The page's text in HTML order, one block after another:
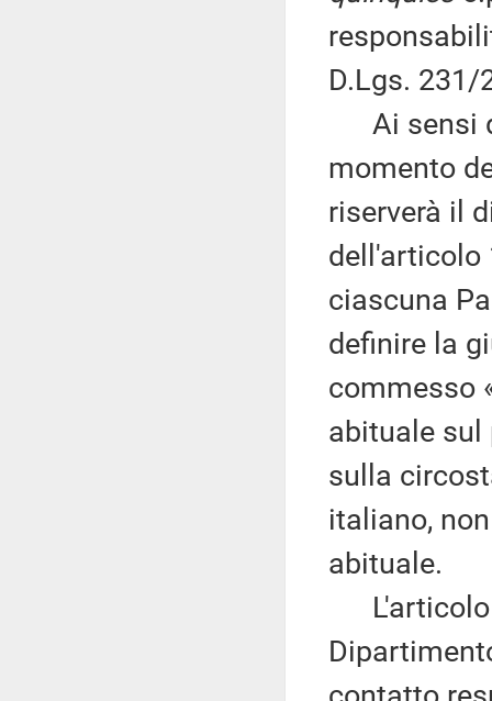
D.Lgs. 231/
Ai sensi
momento
riserverà il
dell'articolo
ciascuna
definire la
commesso
abituale sul
sulla
italiano,
abituale.
L'articolo